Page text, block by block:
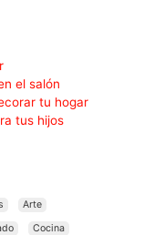
el salón
tu hogar
tus hijos
Arte
Cocina